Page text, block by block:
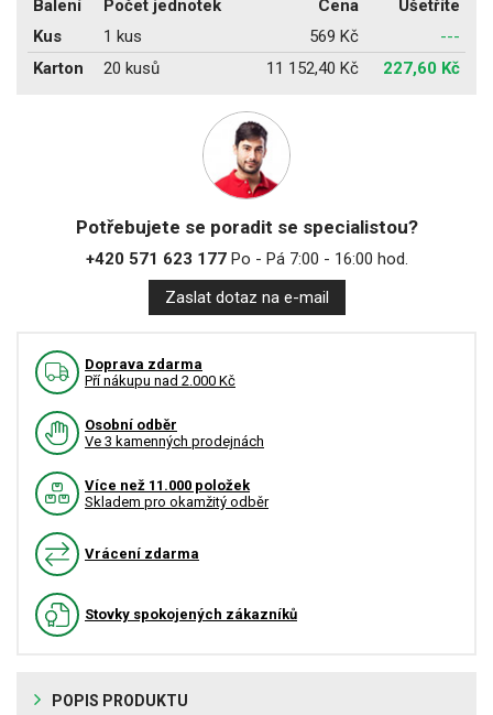
Balení Počet jednotek Cena
Ušetříte
Kus
1 kus 569 Kč
---
Karton
20 kusů 11 152,40 Kč 227,60 Kč
Potřebujete se poradit se specialistou?
+420 571 623 177Po - Pá 7:00 - 16:00 hod.
Zaslat dotaz na e-mail
Doprava zdarma
Pří nákupu nad 2.000 Kč
Osobní odběr
Ve 3 kamenných prodejnách
Více než 11.000 položek
Skladem pro okamžitý odběr
Vrácení zdarma
Stovky spokojených zákazníků
POPIS PRODUKTU